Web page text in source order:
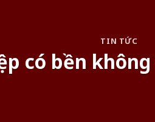
TIN TỨC
có bền